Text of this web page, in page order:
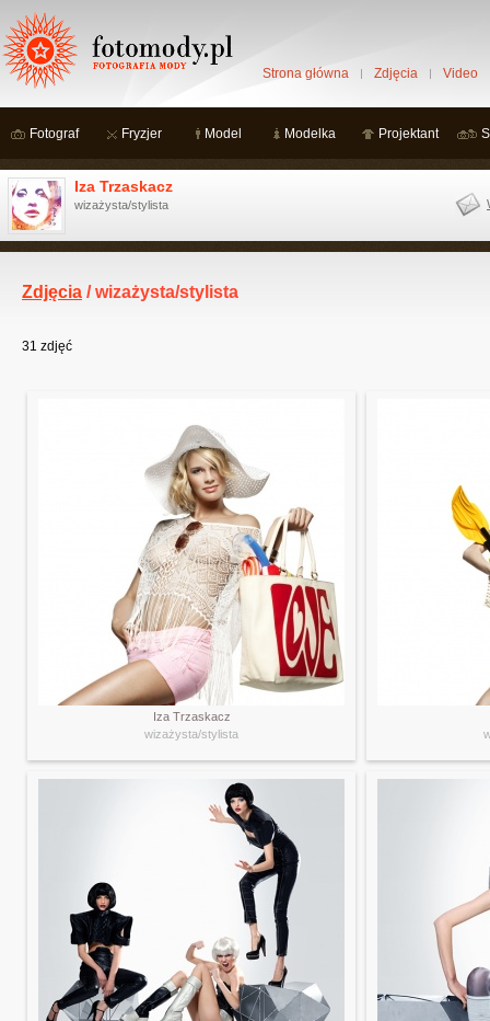
Strona główna Zdjęcia Video
Fotograf Fryzjer Model Modelka Projektant
Iza Trzaskacz
wizażysta/stylista
Zdjęcia / wizażysta/stylista
31 zdjęć
Iza Trzaskacz
wizażysta/stylista